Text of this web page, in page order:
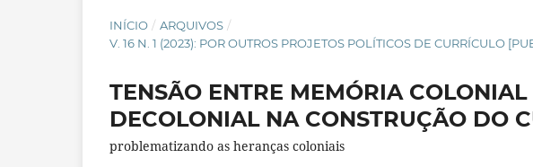
INÍCIO / ARQUIVOS /
V. 16 N. 1 (2023): POR OUTROS PROJETOS POLÍTICOS DE CURRÍCULO
TENSÃO ENTRE MEMÓRIA
DECOLONIAL NA CONSTRUÇÃO DO
problematizando as heranças coloniais